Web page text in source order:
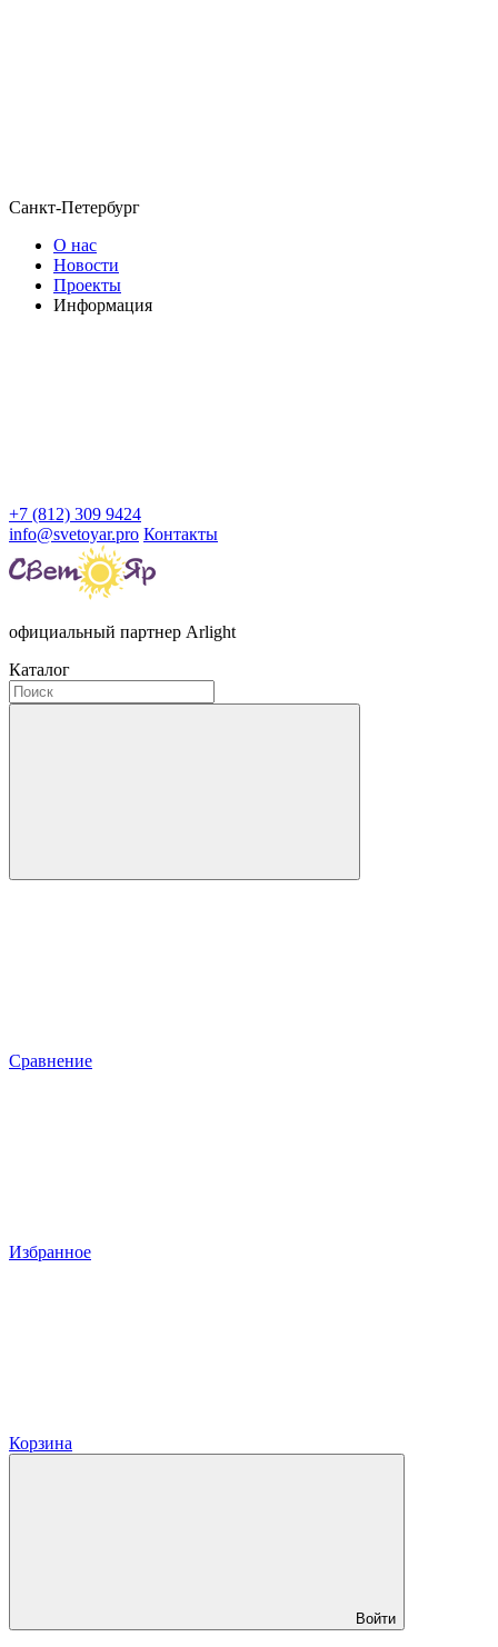
Санкт-Петербург
О нас
Новости
Проекты
Информация
+7 (812) 309 9424
info@svetoyar.pro Контакты
официальный партнер Arlight
Каталог
Сравнение
Избранное
Корзина
Войти